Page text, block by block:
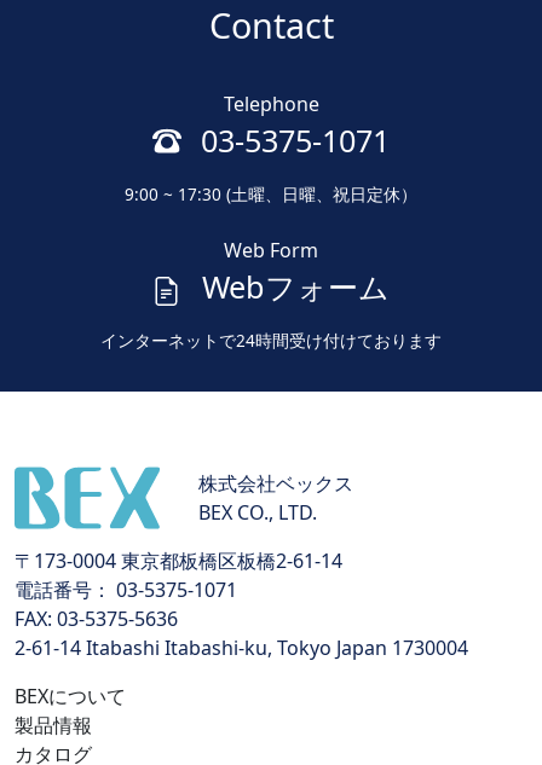
Contact
Telephone
03-5375-1071
9:00 ~ 17:30 (土曜、日曜、祝日定休）
Web Form
Webフォーム
インターネットで24時間受け付けております
株式会社ベックス
BEX CO., LTD.
〒173-0004 東京都板橋区板橋2-61-14
電話番号： 03-5375-1071
FAX: 03-5375-5636
2-61-14 Itabashi Itabashi-ku, Tokyo Japan 1730004
BEXについて
製品情報
カタログ